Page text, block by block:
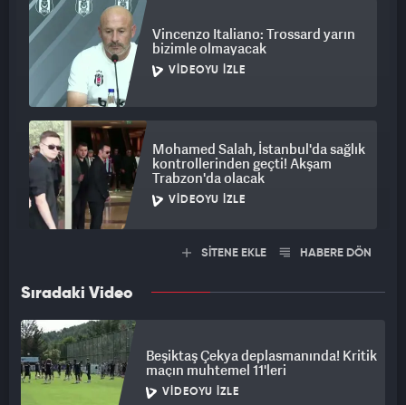
Vincenzo Italiano: Trossard yarın
bizimle olmayacak
VIDEOYU İZLE
Mohamed Salah, İstanbul'da sağlık
kontrollerinden geçti! Akşam
Trabzon'da olacak
VIDEOYU İZLE
SİTENE EKLE HABERE DÖN
Sıradaki Video
Beşiktaş Çekya deplasmanında! Kritik
maçın muhtemel 11'leri
VIDEOYU İZLE